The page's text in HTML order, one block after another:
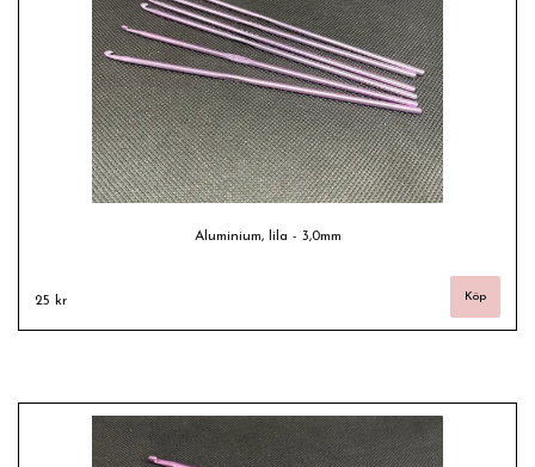
Aluminium, lila - 3,0mm
25 kr